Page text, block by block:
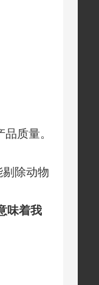
质量。
除动物
味着我